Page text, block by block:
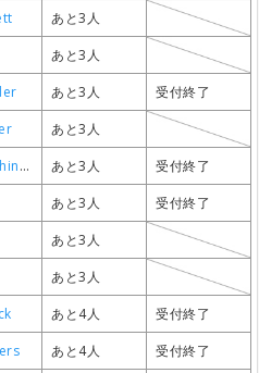
あと3人
あと3人
あと3人
受付終了
あと3人
Grover Washington Jr あと3人
受付終了
あと3人
受付終了
あと3人
あと3人
あと4人
受付終了
あと4人
受付終了
あと3人
あと3人
あと3人
受付終了
あと3人
Grover Washington Jr あと3人
受付終了
あと3人
受付終了
あと3人
あと3人
あと4人
受付終了
あと4人
受付終了
あと3人
あと3人
あと3人
受付終了
あと3人
Grover Washington Jr あと3人
受付終了
あと3人
受付終了
あと3人
あと3人
あと4人
受付終了
あと4人
受付終了
あと3人
あと3人
あと3人
受付終了
あと3人
Grover Washington Jr あと3人
受付終了
あと3人
受付終了
あと3人
あと3人
あと4人
受付終了
あと4人
受付終了